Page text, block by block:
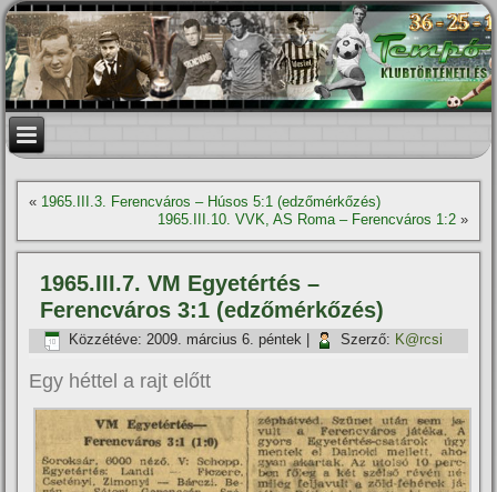
« 1965.III.3. Ferencváros – Húsos 5:1 (edzőmérkőzés)
1965.III.10. VVK, AS Roma – Ferencváros 1:2»
1965.III.7. VM Egyetértés –
Ferencváros 3:1 (edzőmérkőzés)
Közzétéve: 2009. március 6. péntek Szerző: K@rcsi
Egy héttel a rajt előtt